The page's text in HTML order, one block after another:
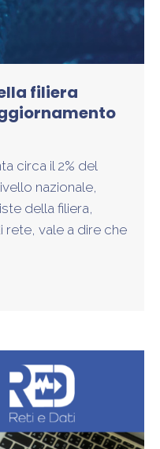
filiera
circa il 2% del
nazionale,
della filiera,
rete, vale a dire che